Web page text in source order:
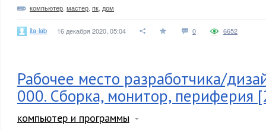
компьютер мастер пк дом
ita-lab 16 декабря 2020, 05:04 0 6652
Рабочее место разработчика/
000. Сборка, монитор, периферия
компьютер и программы